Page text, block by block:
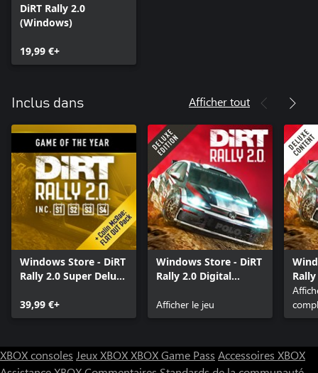
DiRT Rally 2.0
(Windows)
19,99 €+
Inclus dans Afficher tout
Windows Store - DiRT
Rally 2.0 Super Deluxe
39,99 €+
Windows Store - DiRT
Rally 2.0 Digital
Afficher le jeu
XBOX consoles Jeux XBOXXBOX Game Pass Accessoires XBOX